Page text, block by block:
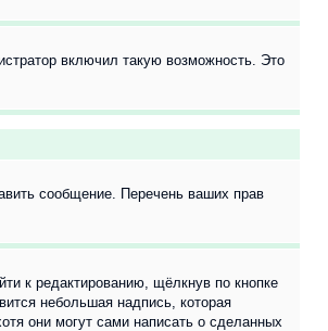
включил такую возможность. Это
сообщение. Перечень ваших прав
к редактированию, щёлкнув по кнопке
небольшая надпись, которая
они могут сами написать о сделанных